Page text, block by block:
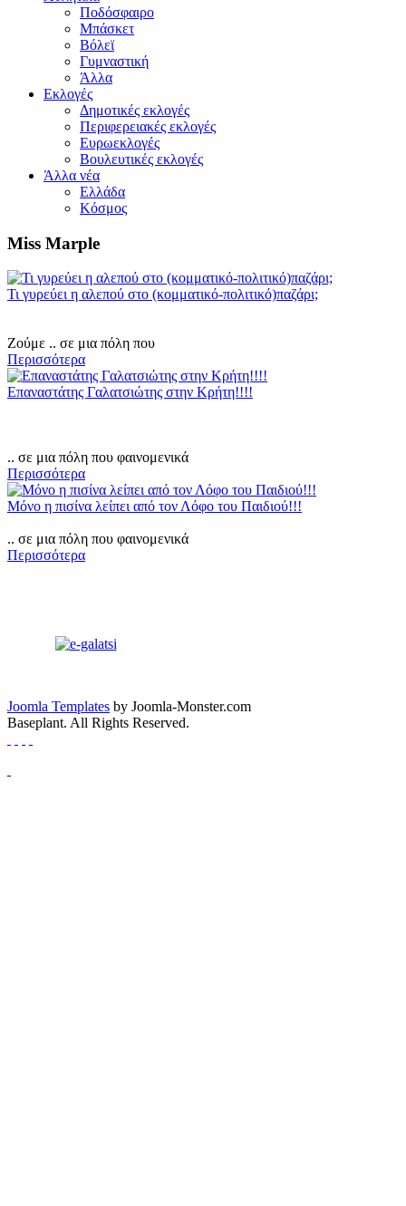
Ποδόσφαιρο
Μπάσκετ
Βόλεϊ
Γυμναστική
Άλλα
Εκλογές
Δημοτικές εκλογές
Περιφερειακές εκλογές
Ευρωεκλογές
Βουλευτικές εκλογές
Άλλα νέα
Ελλάδα
Κόσμος
Miss Marple
Τι γυρεύει η αλεπού στο (κομματικό-πολιτικό)παζάρι;
Ζούμε .. σε μια πόλη που
Περισσότερα
Επαναστάτης Γαλατσιώτης στην Κρήτη!!!!
.. σε μια πόλη που φαινομενικά
Περισσότερα
Μόνο η πισίνα λείπει από τον Λόφο του Παιδιού!!!
.. σε μια πόλη που φαινομενικά
Περισσότερα
Joomla Templates by Joomla-Monster.com
Baseplant. All Rights Reserved.